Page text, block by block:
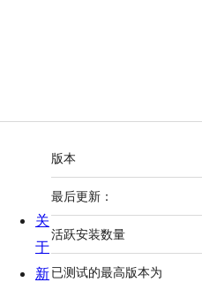
额
外
信
息
版本
最后更新：
活跃安装数量
已测试的最高版本为
关
于
新